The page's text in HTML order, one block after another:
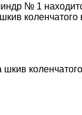
№ 1
шкив